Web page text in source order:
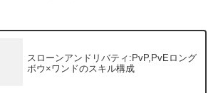
スローンアンドリバティ:PvP,PvEロング
ボウ×ワンドのスキル構成